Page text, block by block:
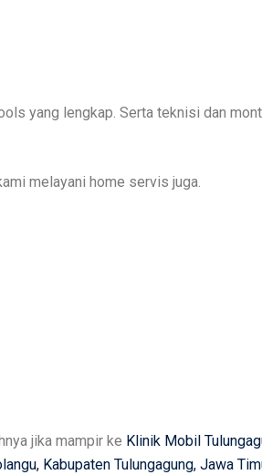
yang lengkap. Serta teknisi dan
melayani home servis juga.
jika mampir ke Klinik Mobil
Kabupaten Tulungagung, Jawa